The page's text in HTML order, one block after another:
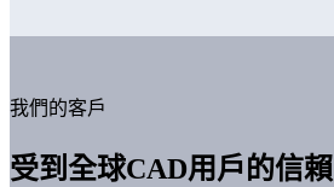
我們的客戶
受到全球CAD用戶的信賴